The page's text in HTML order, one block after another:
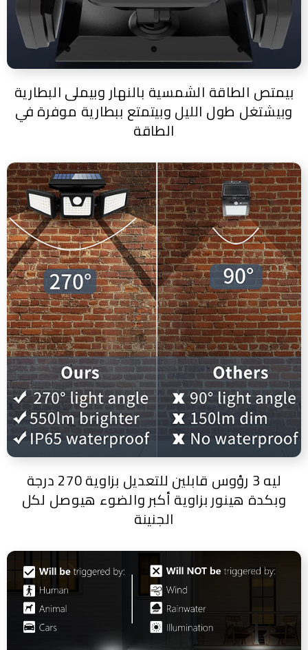
بيمتص الطاقة الشمسية بالنهار وبيملى البطارية
وبيشتغل طول الليل وبيتمتع ببطارية موفرة في
الطاقة
ليه 3 رؤوس قابلين للتعديل بزاوية 270 درجة
وبكدة هينور بزاوية أكبر والضوء هيوصل لكل
الجنينة